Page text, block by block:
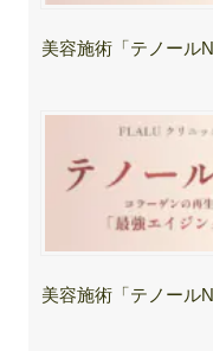
美容施術「テノール
美容施術「テノール